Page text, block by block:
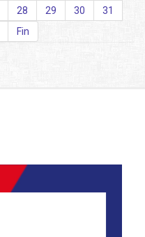
28 29 30
31
Fin